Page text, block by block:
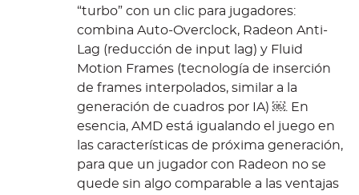
“turbo” con un clic para jugadores:
combina Auto-Overclock, Radeon Anti-
Lag (reducción de input lag) y Fluid
Motion Frames (tecnología de inserción
de frames interpolados, similar a la
generación de cuadros por IA) ￼. En
esencia, AMD está igualando el juego en
las características de próxima generación,
para que un jugador con Radeon no se
quede sin algo comparable a las ventajas